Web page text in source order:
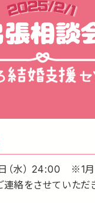
（水） 24:00 ※1月
絡をさせていただ